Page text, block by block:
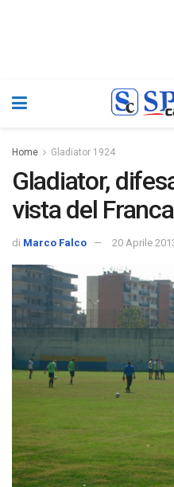
Home Gladiator 1924
Gladiator,
vista del
di Marco Falco 20 Aprile